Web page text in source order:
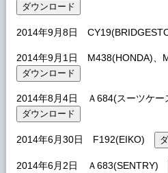
2014年9月8日
2014年9月1日 M438(HONDA)、
2014年8月4日 Ａ684(スーツケ
2014年6月30日 F192(EIKO)
2014年6月2日 Ａ683(SENTRY)